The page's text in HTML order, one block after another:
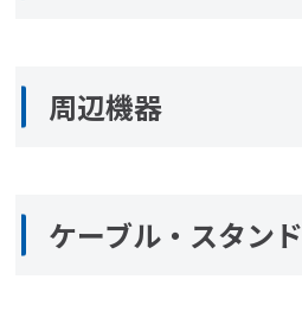
周辺機器
ケーブル・スタンド